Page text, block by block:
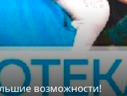
возможности!